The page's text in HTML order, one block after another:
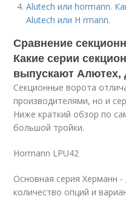
Alutech или hormann.
Alutech или H rmann.
Сравнение
Какие серии
выпускают Алютех,
Секционные ворота
производителями, но и
Ниже краткий обзор по
большой тройки.
Hormann LPU42
Основная серия Херманн
количество опций и